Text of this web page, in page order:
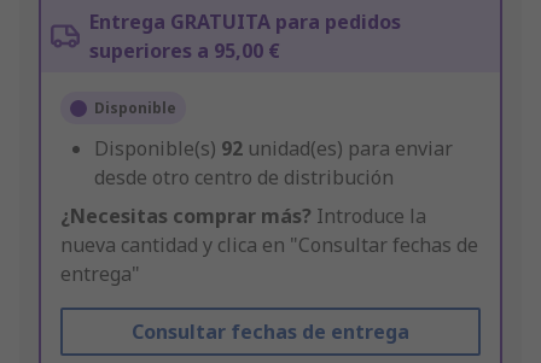
Entrega GRATUITA para pedidos
superiores a 95,00 €
Disponible
Disponible(s) 92 unidad(es) para enviar
desde otro centro de distribución
¿Necesitas comprar más? Introduce la
nueva cantidad y clica en "Consultar fechas de
entrega"
Consultar fechas de entrega